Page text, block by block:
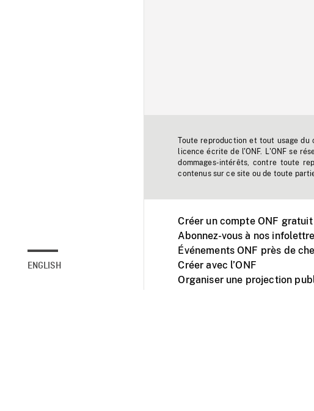
ENGLISH
Toute reproduction et tout usage
licence écrite de l'ONF. L'ONF se
dommages-intérêts, contre toute
contenus sur ce site ou de toute
Créer un compte ONF gratuit
Abonnez-vous à nos
Événements ONF près de
Créer avec l’ONF
Organiser une projection